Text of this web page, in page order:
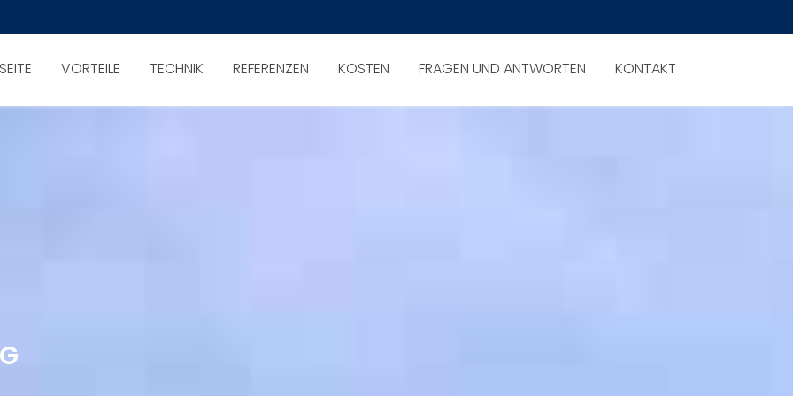
VORTEILE TECHNIK REFERENZEN KOSTEN FRAGEN UND ANTWORTEN KONTAKT